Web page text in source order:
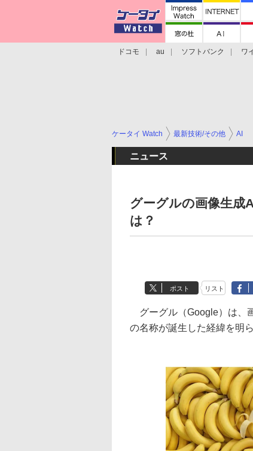
ドコモ au ソフトバンク ワ
ケータイ Watch 最新技術/その他 AI
ニュース
グーグルの画像生成
は？
ポスト リスト
グーグル（Google）は、
の名称が誕生した経緯を明